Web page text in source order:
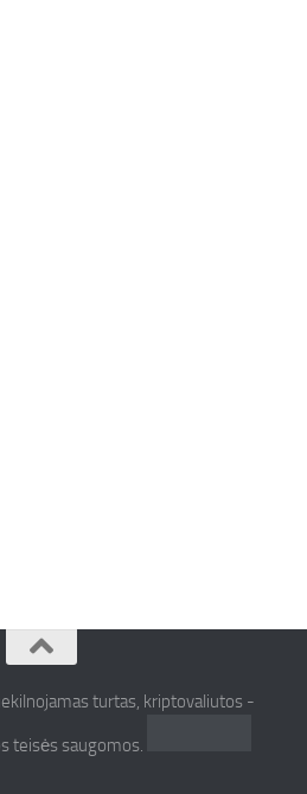
turtas, kriptovaliutos -
teisės saugomos.